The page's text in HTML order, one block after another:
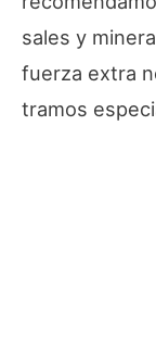
sales y
fuerza extra
tramos